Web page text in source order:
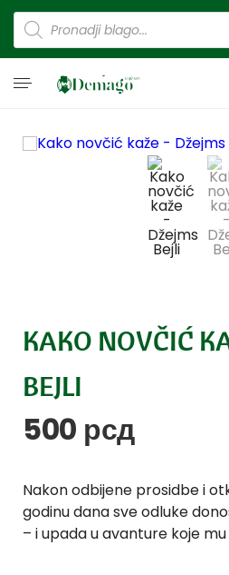
KAKO NOVČIĆ
BEJLI
500 рсд
Nakon odbijene prosidbe i
godinu dana sve odluke
– i upada u avanture koje